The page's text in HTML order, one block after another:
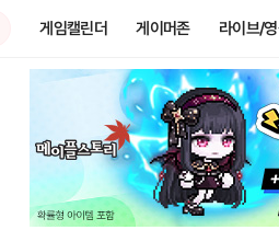
게임캘린더 게이머존 라이브/